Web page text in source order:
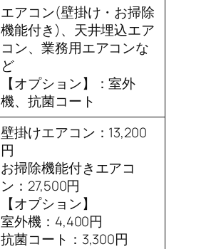
エアコン(壁掛け・お掃除
機能付き)、天井埋込エア
コン、業務用エアコンな
ど
【オプション】：室外
機、抗菌コート
壁掛けエアコン：13,200
円
お掃除機能付きエアコ
ン：27,500円
【オプション】
室外機：4,400円
抗菌コート：3,300円